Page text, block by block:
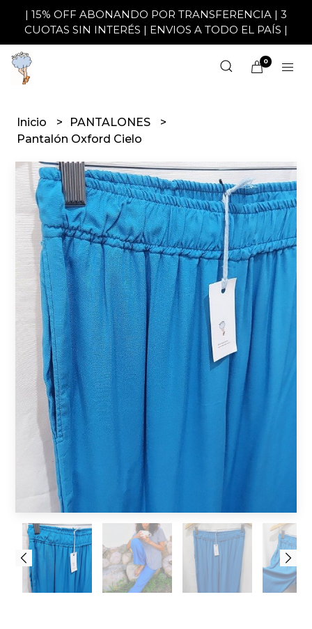
| 15% OFF ABONANDO POR TRANSFERENCIA | 3
CUOTAS SIN INTERÉS | ENVIOS A TODO EL PAÍS |
0
Inicio
PANTALONES
Pantalón Oxford Cielo